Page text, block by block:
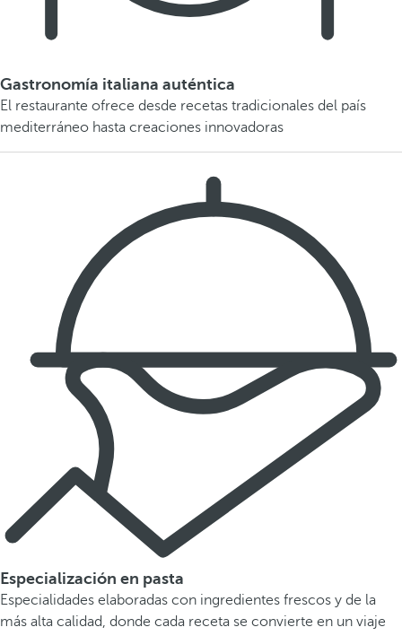
Gastronomía italiana auténtica
El restaurante ofrece desde recetas tradicionales del país
mediterráneo hasta creaciones innovadoras
Especialización en pasta
Especialidades elaboradas con ingredientes frescos y de la
más alta calidad, donde cada receta se convierte en un viaje